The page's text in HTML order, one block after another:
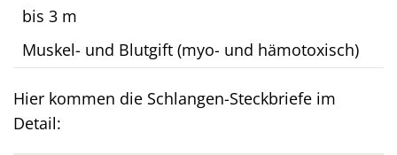
bis 3 m
Muskel- und Blutgift (myo- und hämotoxisch)
Hier kommen die Schlangen-Steckbriefe im
Detail: